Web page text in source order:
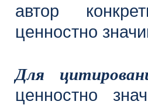
автор
ценностно
Для
ценностно